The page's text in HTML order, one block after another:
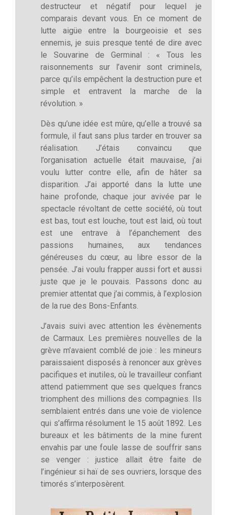
destructeur et négatif pour lequel je
comparais devant vous. En ce moment de
lutte aigüe entre la bourgeoisie et ses
ennemis, je suis presque tenté de dire avec
le Souvarine de Germinal : « Tous les
raisonnements sur l’avenir sont criminels,
parce qu’ils empêchent la destruction pure et
simple et entravent la marche de la
révolution. »
Dès qu’une idée est mûre, qu’elle a trouvé sa
formule, il faut sans plus tarder en trouver sa
réalisation. J’étais convaincu que
l’organisation actuelle était mauvaise, j’ai
voulu lutter contre elle, afin de hâter sa
disparition. J’ai apporté dans la lutte une
haine profonde, chaque jour avivée par le
spectacle révoltant de cette société, où tout
est bas, tout est louche, tout est laid, où tout
est une entrave à l’épanchement des
passions humaines, aux tendances
généreuses du cœur, au libre essor de la
pensée. J’ai voulu frapper aussi fort et aussi
juste que je le pouvais. Passons donc au
premier attentat que j’ai commis, à l’explosion
de la rue des Bons-Enfants.
J’avais suivi avec attention les évènements
de Carmaux. Les premières nouvelles de la
grève m’avaient comblé de joie : les mineurs
paraissaient disposés à renoncer aux grèves
pacifiques et inutiles, où le travailleur confiant
attend patiemment que ses quelques francs
triomphent des millions des compagnies. Ils
semblaient entrés dans une voie de violence
qui s’affirma résolument le 15 août 1892. Les
bureaux et les bâtiments de la mine furent
envahis par une foule lasse de souffrir sans
se venger : justice allait être faite de
l’ingénieur si haï de ses ouvriers, lorsque des
timorés s’interposèrent.